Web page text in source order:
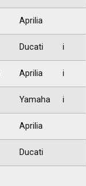
Aprilia
Ducati i
Aprilia i
Yamaha i
Aprilia
Ducati